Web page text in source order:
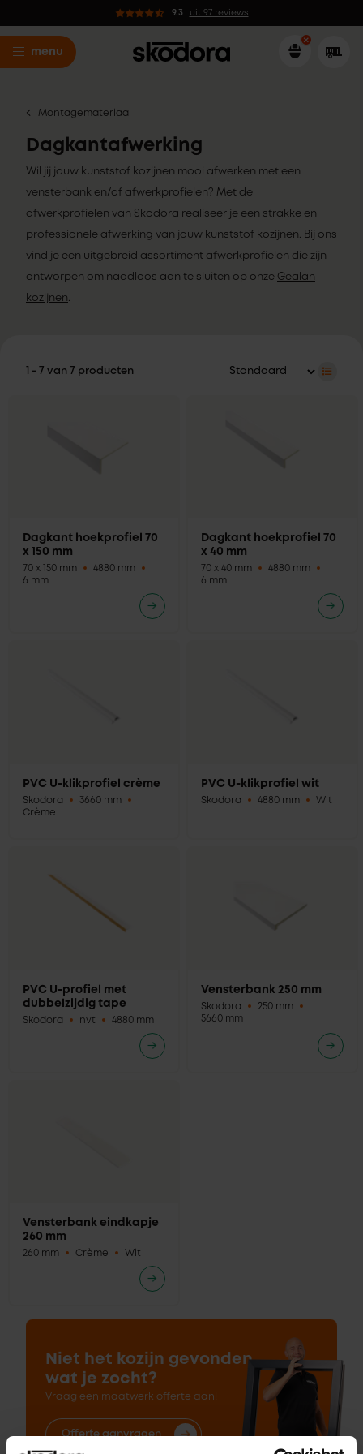
9.3 uit 97 reviews
menu
Montagemateriaal
Dagkantafwerking
Wil jij jouw kunststof kozijnen mooi afwerken met een
vensterbank en/of afwerkprofielen? Met de
afwerkprofielen van Skodora realiseer je een strakke en
professionele afwerking van jouw kunststof kozijnen . Bij ons
vind je een uitgebreid assortiment afwerkprofielen die zijn
ontworpen om naadloos aan te sluiten op onze Gealan
kozijnen
1 - 7 van 7 producten
Dagkant hoekprofiel 70
x 150 mm
70 x 150 mm
4880 mm
6 mm
Dagkant hoekprofiel 70
x 40 mm
70 x 40 mm
4880 mm
6 mm
PVC U-klikprofiel crème
Skodora
3660 mm
Crème
PVC U-klikprofiel wit
Skodora 4880 mm Wit
PVC U-profiel met
dubbelzijdig tape
Skodora nvt 4880 mm
Vensterbank 250 mm
Skodora
250 mm
5660 mm
Vensterbank eindkapje
260 mm
260 mm Crème Wit
Niet het kozijn gevonden
wat je zocht?
Vraag een maatwerk offerte aan!
Offerte aanvragen